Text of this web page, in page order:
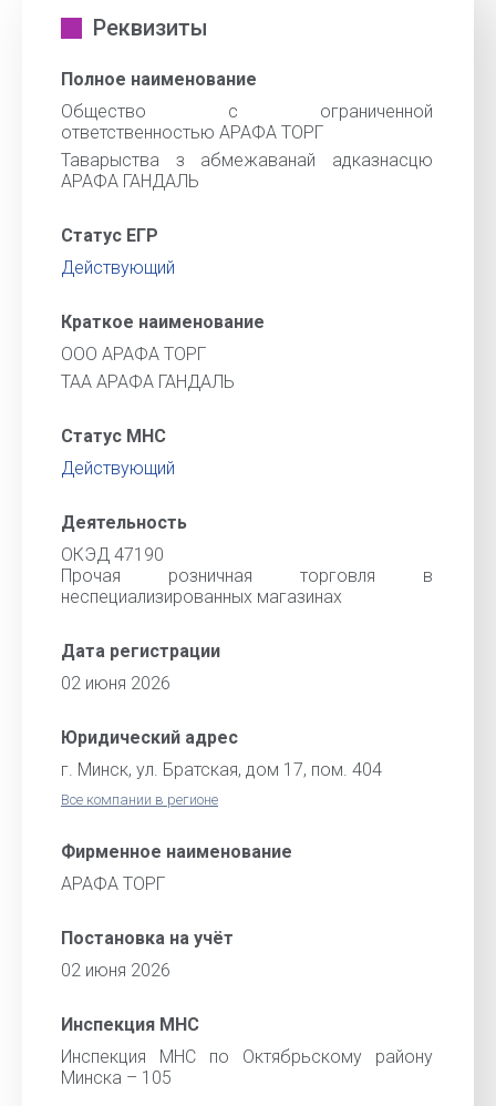
Реквизиты
Полное наименование
Общество с ограниченной
ответственностью АРАФА ТОРГ
Таварыства з абмежаванай адказнасцю
АРАФА ГАНДАЛЬ
Статус ЕГР
Действующий
Краткое наименование
ООО АРАФА ТОРГ
ТАА АРАФА ГАНДАЛЬ
Статус МНС
Действующий
Деятельность
ОКЭД 47190
Прочая розничная торговля в
неспециализированных магазинах
Дата регистрации
02 июня 2026
Юридический адрес
г. Минск, ул. Братская, дом 17, пом. 404
Все компании в регионе
Фирменное наименование
АРАФА ТОРГ
Постановка на учёт
02 июня 2026
Инспекция МНС
Инспекция МНС по Октябрьскому району
Минска – 105